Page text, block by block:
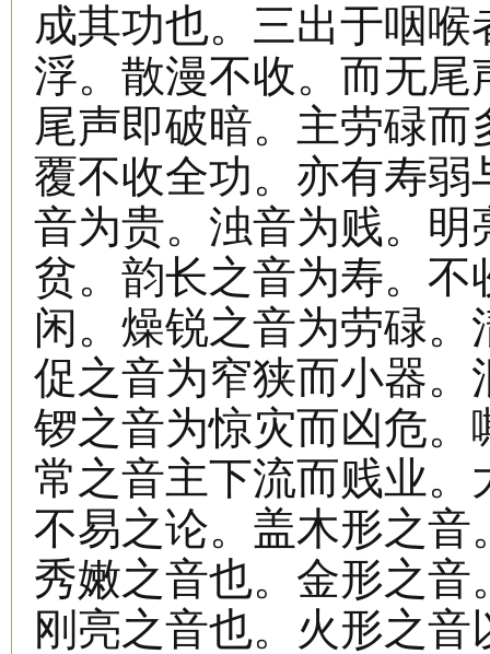
成其功也。三出于咽
浮。散漫不收。而无
尾声即破暗。主劳碌
覆不收全功。亦有寿
音为贵。浊音为贱。
贫。韵长之音为寿。
闲。燥锐之音为劳碌
促之音为窄狭而小器
锣之音为惊灾而凶危
常之音主下流而贱业
不易之论。盖木形之
秀嫩之音也。金形之
刚亮之音也。火形之